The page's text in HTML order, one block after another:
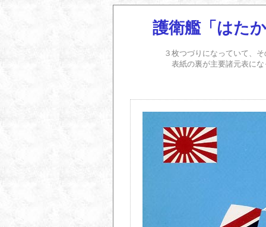
護衛艦「はた
３枚つづりになっていて、
表紙の裏が主要諸元表に